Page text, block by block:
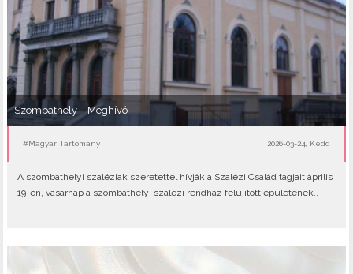
Szombathely – Meghívó
#Magyar Tartomány 2026-03-24, Kedd
A szombathelyi szaléziak szeretettel hívják a Szalézi Család tagjait április
19-én, vasárnap a szombathelyi szalézi rendház felújított épületének..